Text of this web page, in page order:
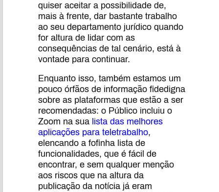
quiser aceitar a possibilidade de,
mais à frente, dar bastante trabalho
ao seu departamento jurídico quando
for altura de lidar com as
consequências de tal cenário, está à
vontade para continuar.
Enquanto isso, também estamos um
pouco órfãos de informação fidedigna
sobre as plataformas que estão a ser
recomendadas: o Público incluiu o
Zoom na sua lista das melhores
aplicações para teletrabalho,
elencando a fofinha lista de
funcionalidades, que é fácil de
encontrar, e sem qualquer menção
aos riscos que na altura da
publicação da notícia já eram